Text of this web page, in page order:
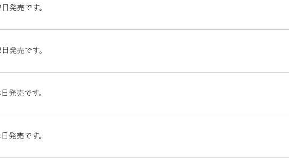
発売です。
発売です。
発売です。
発売です。